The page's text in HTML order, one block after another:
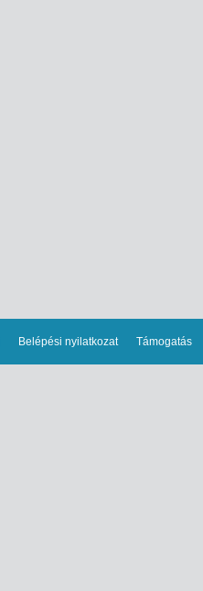
Belépési nyilatkozat Támogatás